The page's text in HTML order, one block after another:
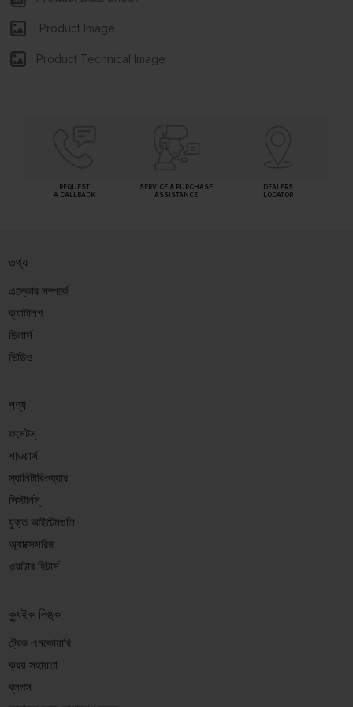
Product Image
Product Technical Image
REQUEST
A CALLBACK
SERVICE & PURCHASE
ASSISTANCE
DEALERS
LOCATOR
তথ্য
এস্কোর সম্পর্কে
ক্যাটালগ
ডিলার্স
ভিডিও
পণ্য
ফসেটস্
শাওয়ার্স
স্যানিটারিওয়্যার
সিস্টার্নস্
যুক্ত আইটেমগুলি
অ্যাক্সেসরিজ
ওয়াটার হিটার্স
ক্যুইক লিঙ্ক
ট্রেড এনকোয়ারি
ক্রয় সহায়তা
ব্লগস